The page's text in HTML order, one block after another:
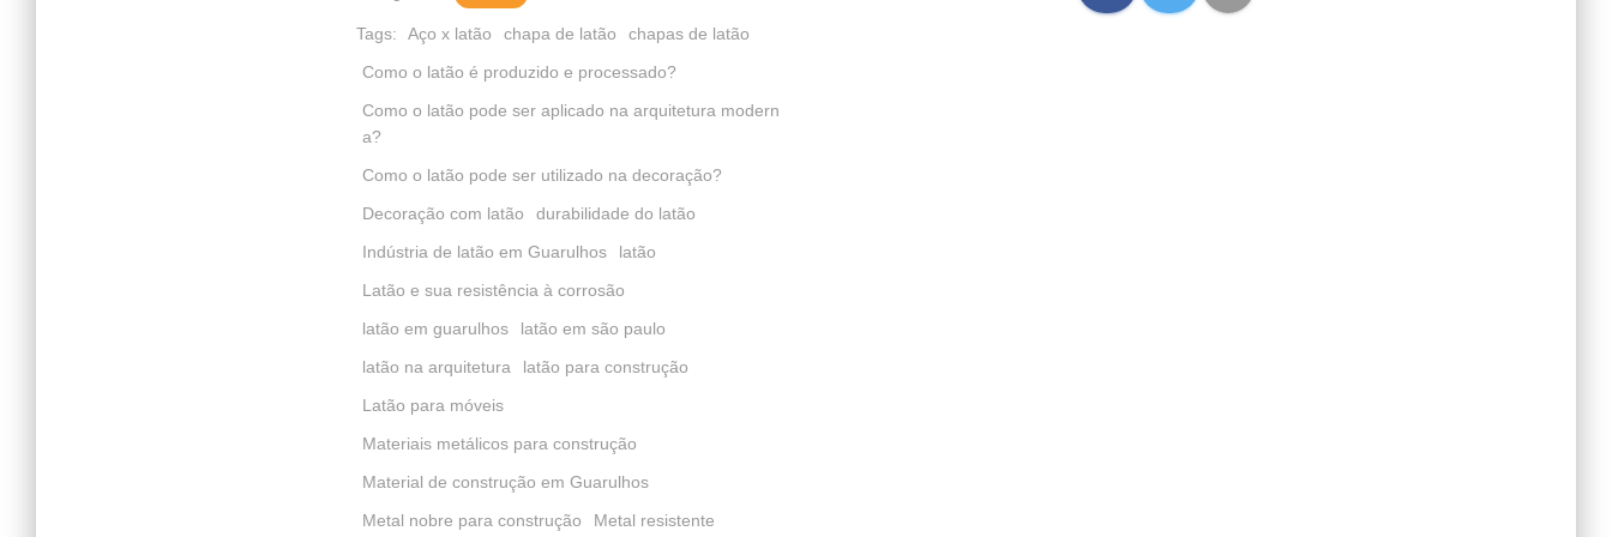
Tags: Aço x latão chapa de latão
chapas de latão
Como o latão é produzido e processado?
Como o latão pode ser aplicado na arquitetura modern
a?
Como o latão pode ser utilizado na decoração?
Decoração com latão
durabilidade do latão
Indústria de latão em Guarulhos
latão
Latão e sua resistência à corrosão
latão em guarulhos
latão em são paulo
latão na arquitetura
latão para construção
Latão para móveis
Materiais metálicos para construção
Material de construção em Guarulhos
Metal nobre para construção
Metal resistente